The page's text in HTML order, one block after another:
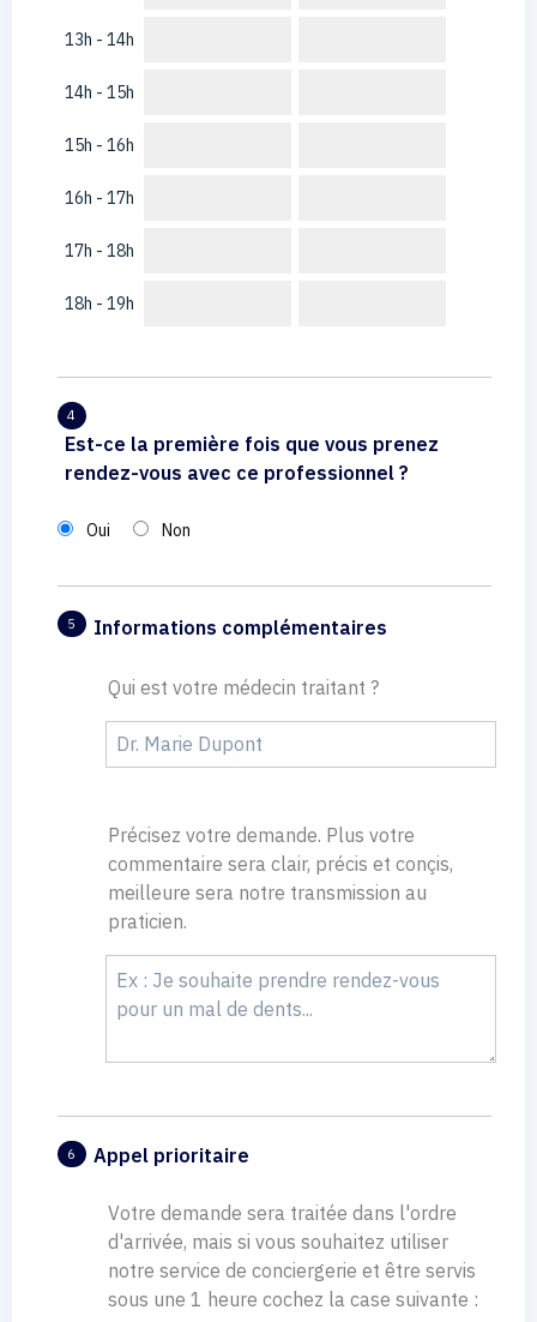
13h - 14h
14h - 15h
15h - 16h
16h - 17h
17h - 18h
18h - 19h
4
Est-ce la première fois que vous prenez
rendez-vous avec ce professionnel ?
Oui Non
5 Informations complémentaires
Qui est votre médecin traitant ?
Précisez votre demande. Plus votre
commentaire sera clair, précis et conçis,
meilleure sera notre transmission au
praticien.
6 Appel prioritaire
Votre demande sera traitée dans l'ordre
d'arrivée, mais si vous souhaitez utiliser
notre service de conciergerie et être servis
sous une 1 heure cochez la case suivante :